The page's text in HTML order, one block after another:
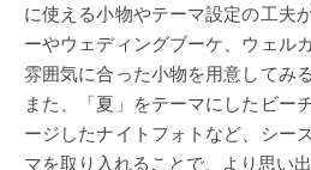
に使える小物やテーマ設定の工夫
ーやウェディングブーケ、ウェル
雰囲気に合った小物を用意してみ
また、「夏」をテーマにしたビー
ージしたナイトフォトなど、シー
マを取り入れることで、より思い